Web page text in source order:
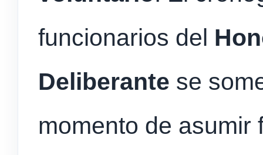
funcionarios del
Deliberante se
momento de asumir